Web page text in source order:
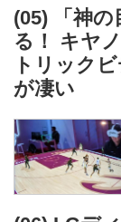
(05) 「神の
る！ キヤ
トリック
が凄い